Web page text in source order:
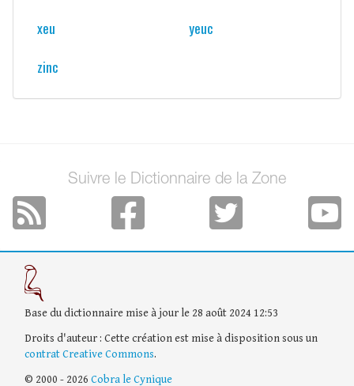
xeu
yeuc
zinc
Suivre le Dictionnaire de la Zone
Base du dictionnaire mise à jour le 28 août 2024 12:53
Droits d'auteur : Cette création est mise à disposition sous un
contrat Creative Commons.
© 2000 - 2026 Cobra le Cynique